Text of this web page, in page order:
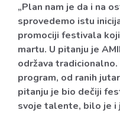
„Plan nam je da i na
sprovedemo istu
promociji festivala
martu. U pitanju je
održava
program, od ranih
pitanju je bio dečiji
svoje talente, bilo je i